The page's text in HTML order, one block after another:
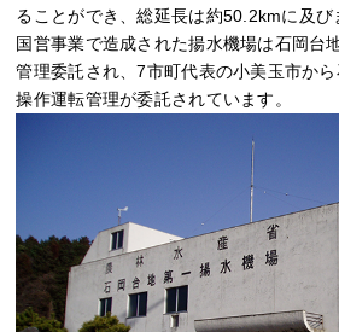
ることができ、総延長は約50.2kmに及び
国営事業で造成された揚水機場は石岡台
管理委託され、7市町代表の小美玉市か
操作運転管理が委託されています。